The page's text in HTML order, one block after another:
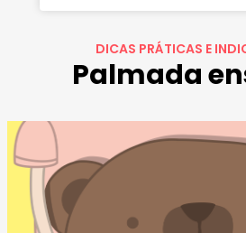
DICAS PRÁTICAS E
Palmada